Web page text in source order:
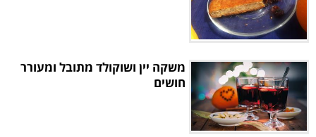
משקה יין ושוקולד מתובל ומעורר
חושים